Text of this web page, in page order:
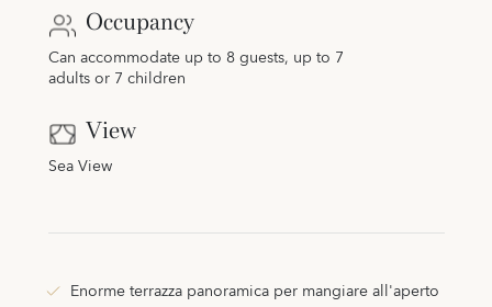
Occupancy
Can accommodate up to 8 guests, up to 7
adults or 7 children
View
Sea View
Enorme terrazza panoramica per mangiare all'aperto